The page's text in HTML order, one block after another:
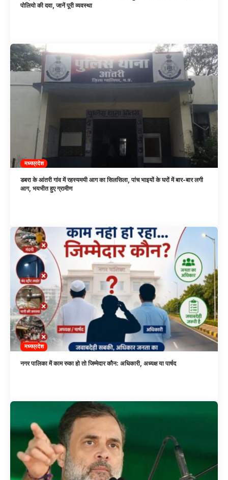
पोलियो की दवा, जानें पूरी व्यवस्था
मध्यप्रदेश
डबरा के आंतरी गांव में रहस्यमयी आग का सिलसिला, पांच भाइयों के घरों में बार-बार लगी
आग, भयभीत हुए ग्रामीण
मध्यप्रदेश
नगर पालिका में काम रुका हो तो जिम्मेदार कौन: अधिकारी, अध्यक्ष या पार्षद